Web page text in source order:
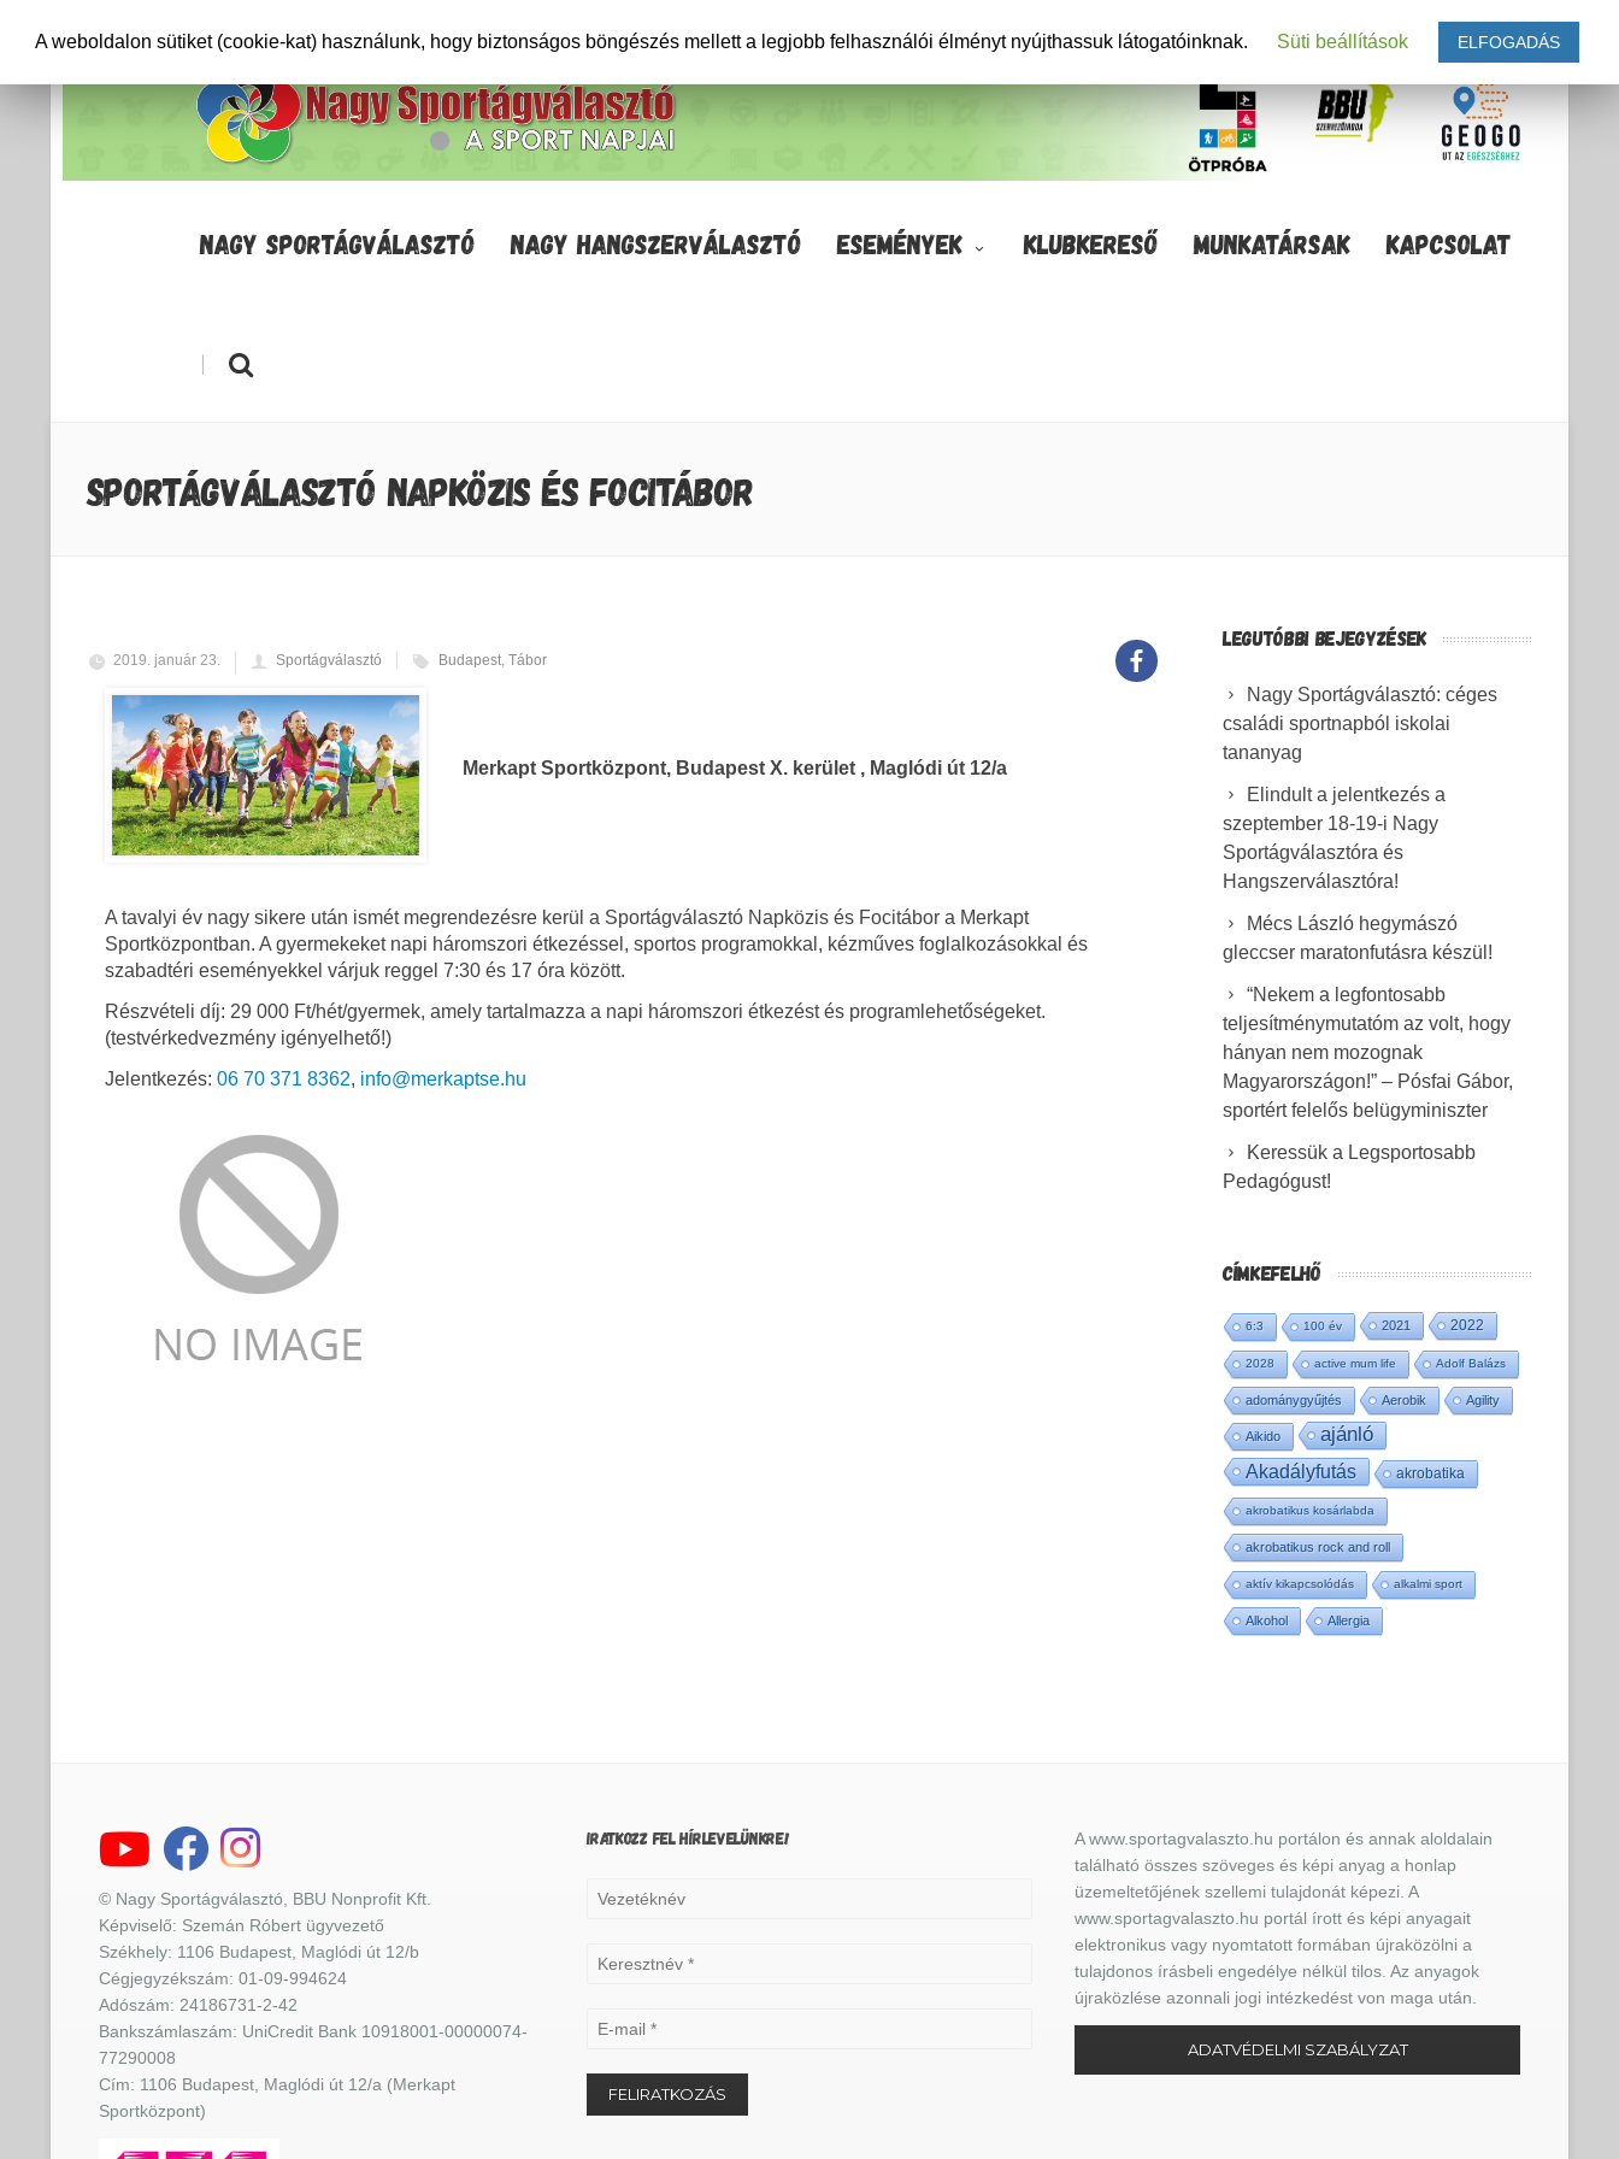
NAGY SPORTÁGVÁLASZTÓ NAGY HANGSZERVÁLASZTÓ ESEMÉNYEK KLUBKERESŐ MUNKATÁRSAK KAPCSOLAT
|
SPORTÁGVÁLASZTÓ NAPKÖZIS ÉS FOCITÁBOR
2019. január 23. Sportágválasztó Budapest, Tábor
Merkapt Sportközpont, Budapest X. kerület , Maglódi út 12/a
A tavalyi év nagy sikere után ismét megrendezésre kerül a Sportágválasztó Napközis és Focitábor a Merkapt
Sportközpontban. A gyermekeket napi háromszori étkezéssel, sportos programokkal, kézműves foglalkozásokkal és
szabadtéri eseményekkel várjuk reggel 7:30 és 17 óra között.
Részvételi díj: 29 000 Ft/hét/gyermek, amely tartalmazza a napi háromszori étkezést és programlehetőségeket.
(testvérkedvezmény igényelhető!)
Jelentkezés: 06 70 371 8362, info@merkaptse.hu
LEGUTÓBBI BEJEGYZÉSEK
Nagy Sportágválasztó: céges
családi sportnapból iskolai
tananyag
Elindult a jelentkezés a
szeptember 18-19-i Nagy
Sportágválasztóra és
Hangszerválasztóra!
Mécs László hegymászó
gleccser maratonfutásra készül!
“Nekem a legfontosabb
teljesítménymutatóm az volt, hogy
hányan nem mozognak
Magyarországon!” – Pósfai Gábor,
sportért felelős belügyminiszter
Keressük a Legsportosabb
Pedagógust!
CÍMKEFELHŐ
6:3 100 év 2021 2022
2028 active mum life Adolf Balázs
adománygyűjtés Aerobik Agility
Aikido ajánló
Akadályfutás akrobatika
akrobatikus kosárlabda
akrobatikus rock and roll
aktív kikapcsolódás alkalmi sport
Alkohol Allergia
© Nagy Sportágválasztó, BBU Nonprofit Kft.
Képviselő: Szemán Róbert ügyvezető
Székhely: 1106 Budapest, Maglódi út 12/b
Cégjegyzékszám: 01-09-994624
Adószám: 24186731-2-42
Bankszámlaszám: UniCredit Bank 10918001-00000074-
77290008
Cím: 1106 Budapest, Maglódi út 12/a (Merkapt
Sportközpont)
IRATKOZZ FEL HÍRLEVELÜNKRE!
A www.sportagvalaszto.hu portálon és annak aloldalain
található összes szöveges és képi anyag a honlap
üzemeltetőjének szellemi tulajdonát képezi. A
www.sportagvalaszto.hu portál írott és képi anyagait
elektronikus vagy nyomtatott formában újraközölni a
tulajdonos írásbeli engedélye nélkül tilos. Az anyagok
újraközlése azonnali jogi intézkedést von maga után.
ADATVÉDELMI SZABÁLYZAT
A weboldalon sütiket (cookie-kat) használunk, hogy biztonságos böngészés mellett a legjobb felhasználói élményt nyújthassuk látogatóinknak. Süti beállítások ELFOGADÁS